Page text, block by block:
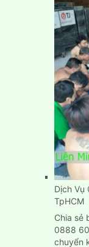
trọ
nhà
trọ
đơn
giá
rẻ
Dịch Vụ
TpHCM
Chia sẻ
0888
chuyển